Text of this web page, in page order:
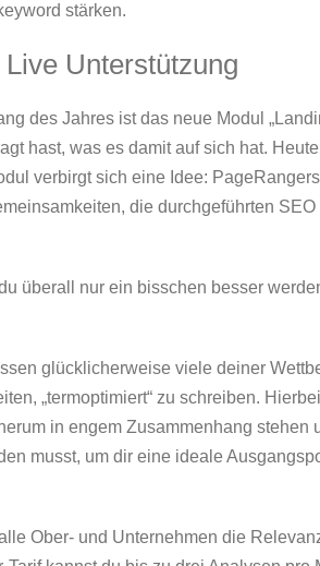
stärken.
Unterstützung
des Jahres ist das neue Modul
hast, was es damit auf sich hat.
verbirgt sich eine Idee:
die durchgeführten
überall nur ein bisschen besser
glücklicherweise viele deiner
„termoptimiert“ zu schreiben.
in engem Zusammenhang stehen
musst, um dir eine ideale
Ober- und Unternehmen die